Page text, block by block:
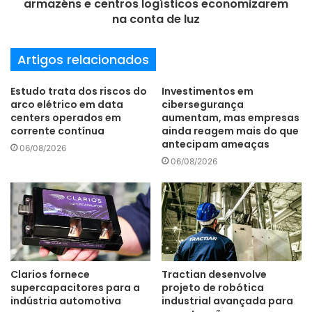
há oito “bolhas”. São ambientes totalmente conectados
onde só entrarão pessoas cadastradas e previamente
testadas em relação à Covid-19. Essas bolhas serão
configuradas em áreas rurais e remotas localizadas entre
“Cada bolha é uma minicidade onde a distância social
informações sobre o Sertões serão suportados por Apps.
A Internet tem um papel crítico nesse contexto”, explica
Paulo Pichini, CEO & presidente da Go2neXt Digital
Innovation.
armazéns e centros logísticos economizarem
na conta de luz
Artigos relacionados
Estudo trata dos riscos do
arco elétrico em data
centers operados em
corrente contínua
06/08/2026
Investimentos em
cibersegurança
aumentam, mas empresas
ainda reagem mais do que
antecipam ameaças
06/08/2026
Clarios fornece
supercapacitores para a
indústria automotiva
Tractian desenvolve
projeto de robótica
industrial avançada para